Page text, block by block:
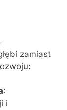
zamiast
:
i